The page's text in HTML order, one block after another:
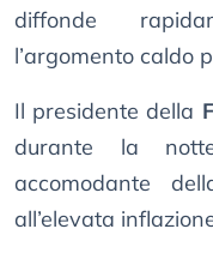
diffonde
l’argomento caldo
Il presidente della
durante la
accomodante
all’elevata